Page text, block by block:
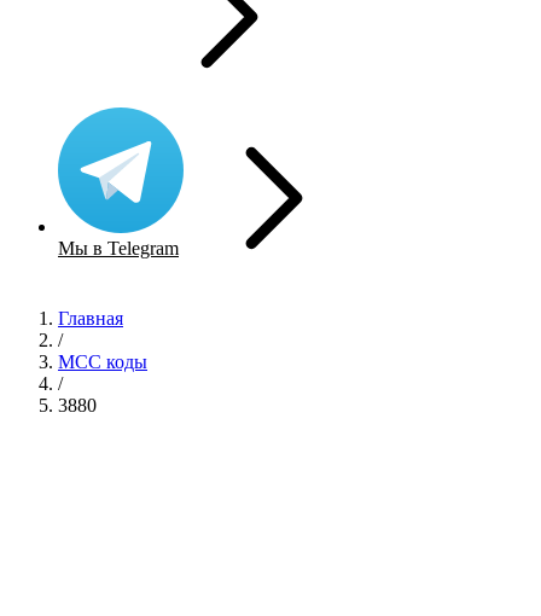
Мы в Telegram
Главная
/
MCC коды
/
3880